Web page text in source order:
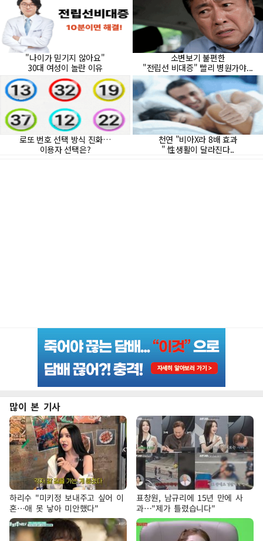
많이 본 기사
하리수 "미키정 보내주고 싶어 이
혼…애 못 낳아 미안했다"
표창원, 남규리에 15년 만에 사
과…"제가 틀렸습니다"